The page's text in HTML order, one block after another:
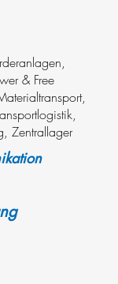
& Free
Zentrallager